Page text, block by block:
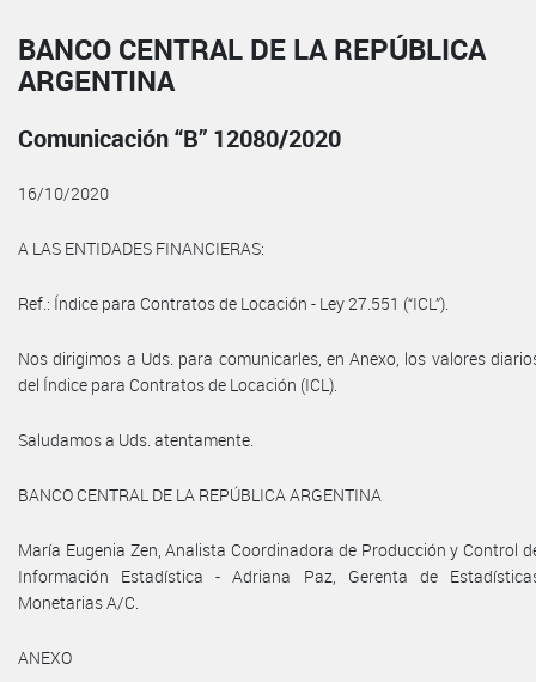
BANCO CENTRAL DE LA REPÚBLICA
ARGENTINA
Comunicación “B” 12080/2020
16/10/2020
A LAS ENTIDADES FINANCIERAS:
Ref.: Índice para Contratos de Locación - Ley 27.551 (“ICL”).
Nos dirigimos a Uds. para comunicarles, en Anexo, los valores
del Índice para Contratos de Locación (ICL).
Saludamos a Uds. atentamente.
BANCO CENTRAL DE LA REPÚBLICA ARGENTINA
María Eugenia Zen, Analista Coordinadora de Producción y Control
Información Estadística - Adriana Paz, Gerenta de
Monetarias A/C.
ANEXO